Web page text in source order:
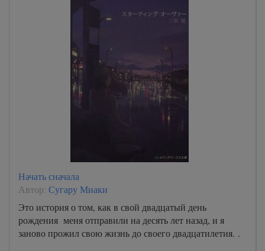
Начать сначала
Автор: Сугару Миаки
Это история о том, как в свой двадцатый день
рождения меня отправили на десять лет назад, и я
заново прожил свою жизнь до своего двадцатилетия. .